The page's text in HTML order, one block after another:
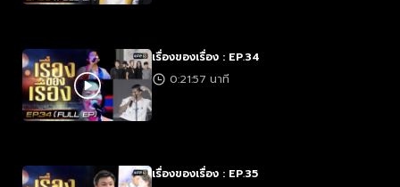
เรื่องของเรื่อง : EP.34
0:21:57 นาที
เรื่องของเรื่อง : EP.35